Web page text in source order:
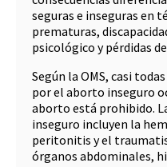
seguras e inseguras en
prematuras,
psicológico y pérdidas
Según la OMS, casi
por el aborto inseguro
aborto está prohibido.
inseguro incluyen la
peritonitis y el
órganos abdominales,